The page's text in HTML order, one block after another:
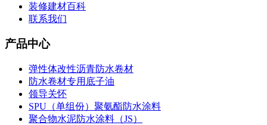
装修建材百科
联系我们
产品中心
弹性体改性沥青防水卷材
防水卷材专用底子油
领导关怀
SPU（单组份）聚氨酯防水涂料
聚合物水泥防水涂料（JS）